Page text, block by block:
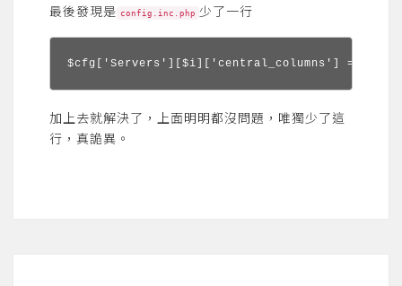
最後發現是 config.inc.php 少了一行
$cfg['Servers'][$i]['central_columns'] =
加上去就解決了，上面明明都沒問題，唯獨少了這
行，真詭異。